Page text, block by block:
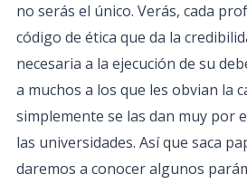
no serás el único. Verás, cada
código de ética que da la
necesaria a la ejecución de su
a muchos a los que les obvian la
simplemente se las dan muy por
las universidades. Así que saca
daremos a conocer algunos